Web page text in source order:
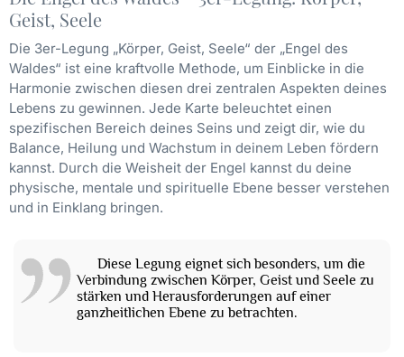
Geist, Seele
Die 3er-Legung „Körper, Geist, Seele“ der „Engel des
Waldes“ ist eine kraftvolle Methode, um Einblicke in die
Harmonie zwischen diesen drei zentralen Aspekten deines
Lebens zu gewinnen. Jede Karte beleuchtet einen
spezifischen Bereich deines Seins und zeigt dir, wie du
Balance, Heilung und Wachstum in deinem Leben fördern
kannst. Durch die Weisheit der Engel kannst du deine
physische, mentale und spirituelle Ebene besser verstehen
und in Einklang bringen.
Diese Legung eignet sich besonders, um die
Verbindung zwischen Körper, Geist und Seele zu
stärken und Herausforderungen auf einer
ganzheitlichen Ebene zu betrachten.